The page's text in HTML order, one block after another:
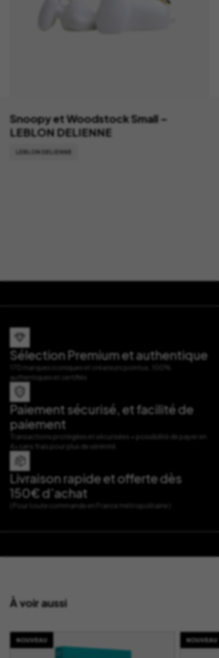
Snoopy et Woodstock Small –
LEBLON DELIENNE
LEBLON DELIENNE
Sélection Premium et authentique
170 marques iconiques et créateurs pointus, 100%
authentiques et certifiés
Paiement sécurisé, et facilité de
paiement
Transactions protégées et sécurisées + possibilité de payer en
4x sans frais pour plus de sérénité.
Livraison rapide et offerte dès
150€ d’achat
( Pour toute commande en France métropolitaine )
À voir aussi
NOUVEAU NOUVEAU